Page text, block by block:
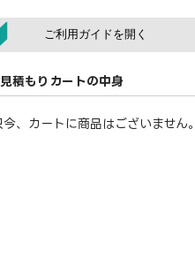
ご利用ガイドを開く
見積もりカートの中身
今、カートに商品はございません。